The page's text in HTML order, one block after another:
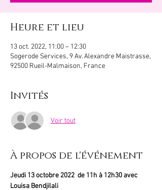
Heure et lieu
13 oct. 2022, 11:00 – 12:30
Sogerode Services, 9 Av. Alexandre Maistrasse,
92500 Rueil-Malmaison, France
Invités
Voir tout
À propos de l'événement
Jeudi 13 octobre 2022  de 11h à 12h30 avec
Louisa Bendjilali